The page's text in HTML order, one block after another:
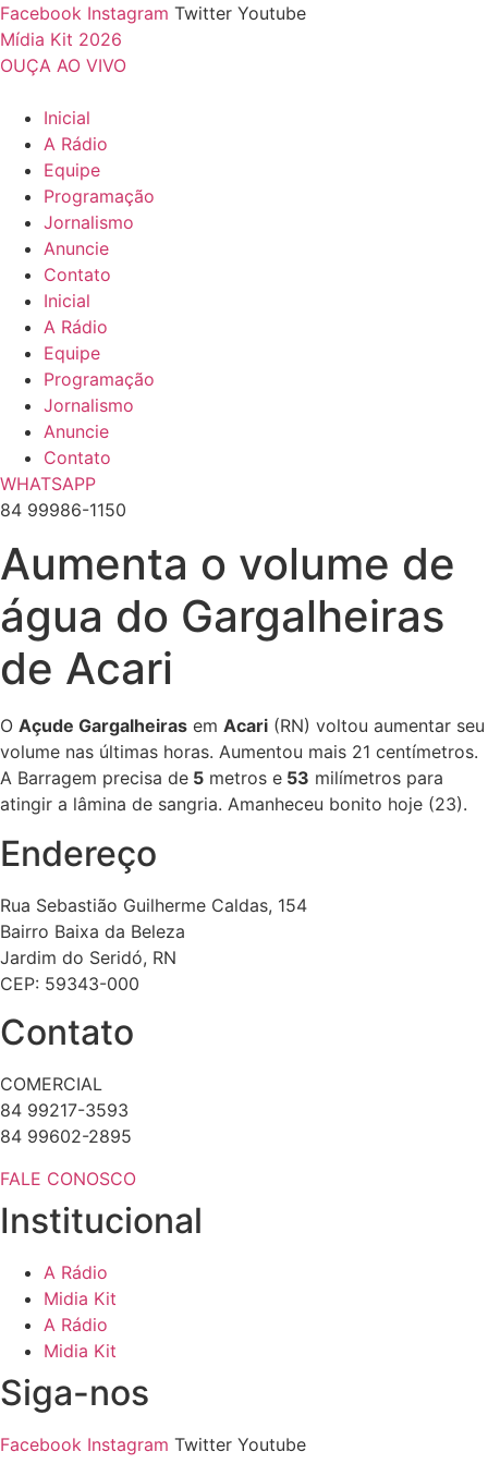
Ir
para
o
Facebook Instagram Twitter Youtube
Mídia Kit 2026
OUÇA AO VIVO
Inicial
A Rádio
Equipe
Programação
Jornalismo
Anuncie
Contato
Inicial
A Rádio
Equipe
Programação
Jornalismo
Anuncie
Contato
WHATSAPP
84 99986-1150
Aumenta o volume de
água do Gargalheiras
de Acari
O Açude Gargalheiras em Acari (RN) voltou aumentar seu
volume nas últimas horas. Aumentou mais 21 centímetros.
A Barragem precisa de 5 metros e 53 milímetros para
atingir a lâmina de sangria. Amanheceu bonito hoje (23).
Endereço
Rua Sebastião Guilherme Caldas, 154
Bairro Baixa da Beleza
Jardim do Seridó, RN
CEP: 59343-000
Contato
COMERCIAL
84 99217-3593
84 99602-2895
FALE CONOSCO
Institucional
A Rádio
Midia Kit
A Rádio
Midia Kit
Siga-nos
Facebook Instagram Twitter Youtube